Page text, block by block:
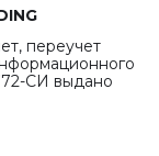
переучет
СИ выдано